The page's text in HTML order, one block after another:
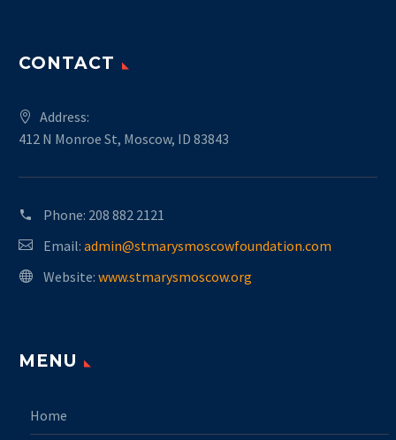
CONTACT
Address:
412 N Monroe St, Moscow, ID 83843
Phone: 208 882 2121
Email: admin@stmarysmoscowfoundation.com
Website: www.stmarysmoscow.org
MENU
Home